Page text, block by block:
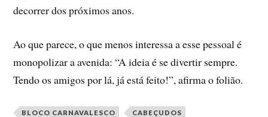
decorrer dos próximos anos.
Ao que parece, o que menos interessa a esse pessoal é
monopolizar a avenida: “A ideia é se divertir sempre.
Tendo os amigos por lá, já está feito!”, afirma o folião.
BLOCO CARNAVALESCO CABEÇUDOS